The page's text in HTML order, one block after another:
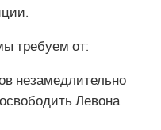
требуем от:
незамедлительно
Левона